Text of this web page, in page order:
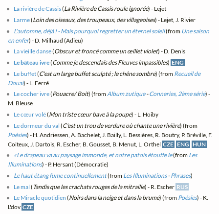
La rivière de Cassis(La Rivière de Cassis roule ignorée) - Lejet
Larme(Loin des oiseaux, des troupeaux, des villageoises) - Lejet, J. Rivier
L'automne, déjà ! - Mais pourquoi regretter un éternel soleil(from Une saison
en enfer) - D. Milhaud (Adieu)
La vieille danse(Obscur et froncé comme un œillet violet) - D. Denis
Le bâteau ivre(Comme je descendais des Fleuves impassibles) ENG
Le buffet(C'est un large buffet sculpté ; le chêne sombre) (from Recueil de
Douai) - L. Ferré
Le cocher ivre(Pouacre/ Boit) (fromAlbum zutique-Conneries, 2ème série) -
M. Bleuse
Le cœur volé(Mon triste cœur bave à la poupe) - L. Hoiby
Le dormeur du val (C'est un trou de verdure où chante une rivière) (from
Poésies) - H. Andriessen, A. Bachelet, J. Bailly, L. Bessières, R. Boutry, P. Bréville, F.
Coiteux, J. Dartois, R. Escher, B. Gousset, B. Menut, L. Orthel CZE ENG HUN
«Le drapeau va au paysage immonde, et notre patois étouffe le(from Les
Illuminations) - P. Hersant (Démocratie)
Le haut étang fume continuellement(from Les Illuminations-Phrases)
Le mal ( Tandis que les crachats rouges de la mitraille) - R. Escher RUS
Le Miracle quotidien (Noirs dans la neige et dans la brume) (from Poésies) - K.
L'dov CZE